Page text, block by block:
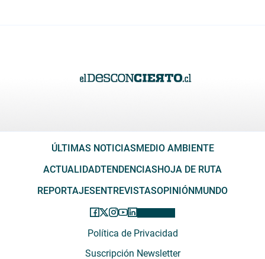
ÚLTIMAS NOTICIASMEDIO AMBIENTE
ACTUALIDADTENDENCIASHOJA DE RUTA
REPORTAJESENTREVISTASOPINIÓNMUNDO
Política de Privacidad
Suscripción Newsletter